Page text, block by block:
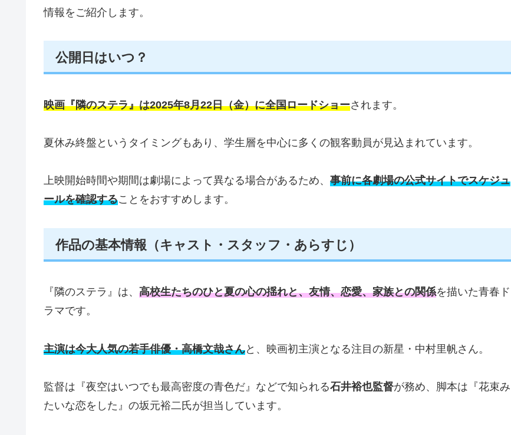
情報をご紹介します。
公開日はいつ？
映画『隣のステラ』は2025年8月22日（金）に全国ロードショーされます。
夏休み終盤というタイミングもあり、学生層を中心に多くの観客動員が見込まれています。
上映開始時間や期間は劇場によって異なる場合があるため、 事前に各劇場の公式サイトでスケジュ
ールを確認することをおすすめします。
作品の基本情報（キャスト・スタッフ・あらすじ）
『隣のステラ』は、 高校生たちのひと夏の心の揺れと、友情、恋愛、家族との関係を描いた青春ド
ラマです。
主演は今大人気の若手俳優・高橋文哉さんと、映画初主演となる注目の新星・中村里帆さん。
監督は『夜空はいつでも最高密度の青色だ』などで知られる石井裕也監督が務め、脚本は『花束み
たいな恋をした』の坂元裕二氏が担当しています。